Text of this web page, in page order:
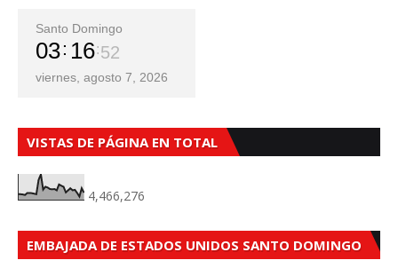
Santo Domingo
03 16 54
viernes, agosto 7, 2026
VISTAS DE PÁGINA EN TOTAL
4,466,276
EMBAJADA DE ESTADOS UNIDOS SANTO DOMINGO